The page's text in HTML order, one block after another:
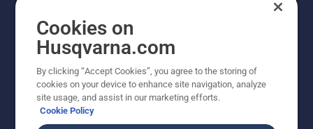
Cookies on
Husqvarna.com
By clicking “Accept Cookies”, you agree to the storing of
cookies on your device to enhance site navigation, analyze
site usage, and assist in our marketing efforts.
Cookie Policy